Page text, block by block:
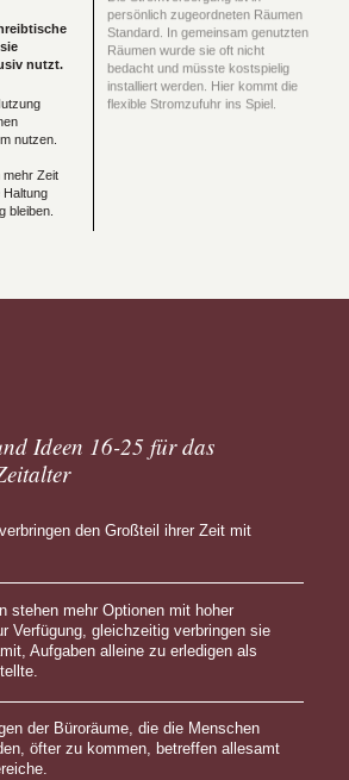
nutzt.
nutzen.
mehr Zeit
Haltung
bleiben.
persönlich zugeordneten Räumen
Standard. In gemeinsam genutzten
Räumen wurde sie oft nicht
bedacht und müsste kostspielig
installiert werden. Hier kommt die
flexible Stromzufuhr ins Spiel.
der Büroräume, die die Menschen
öfter zu kommen, betreffen allesamt
stehen mehr Optionen mit hoher
Verfügung, gleichzeitig verbringen sie
Aufgaben alleine zu erledigen als
den Großteil ihrer Zeit mit
Ideen 16-25 für das